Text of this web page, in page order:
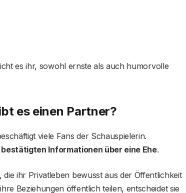
es ihr, sowohl ernste als auch humorvolle
es einen Partner?
viele Fans der Schauspielerin.
Informationen über eine Ehe.
ihr Privatleben bewusst aus der Öffentlichkeit
Beziehungen öffentlich teilen, entscheidet sie